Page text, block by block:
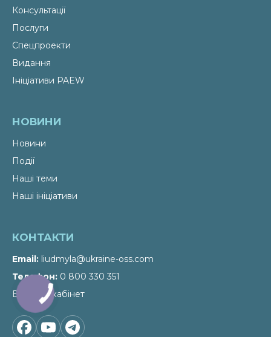
Консультації
Послуги
Спецпроекти
Видання
Ініціативи PAEW
НОВИНИ
Новини
Події
Наші теми
Наші ініціативи
КОНТАКТИ
Email liudmyla@ukraine-oss.com
Телефон 0 800 330 351
Власний кабінет